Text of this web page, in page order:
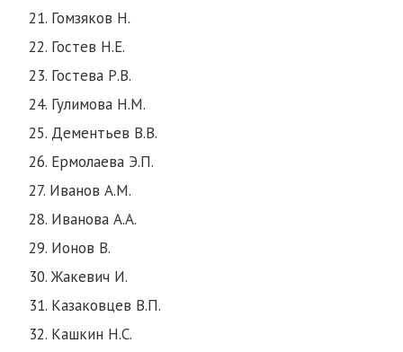
21. Гомзяков Н.
22. Гостев Н.Е.
23. Гостева Р.В.
24. Гулимова Н.М.
25. Дементьев В.В.
26. Ермолаева Э.П.
27. Иванов А.М.
28. Иванова А.А.
29. Ионов В.
30. Жакевич И.
31. Казаковцев В.П.
32. Кашкин Н.С.